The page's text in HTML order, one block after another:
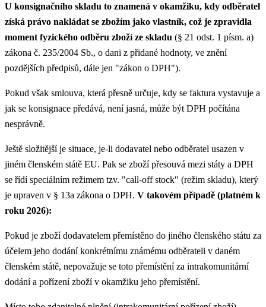
U konsignačního skladu to znamená v okamžiku, kdy odběratel
získá právo nakládat se zbožím jako vlastník, což je zpravidla
moment fyzického odběru zboží ze skladu (§ 21 odst. 1 písm. a)
zákona č. 235/2004 Sb., o dani z přidané hodnoty, ve znění
pozdějších předpisů, dále jen "zákon o DPH").
Pokud však smlouva, která přesně určuje, kdy se faktura vystavuje a
jak se konsignace předává, není jasná, může být DPH počítána
nesprávně.
Ještě složitější je situace, je-li dodavatel nebo odběratel usazen v
jiném členském státě EU. Pak se zboží přesouvá mezi státy a DPH
se řídí speciálním režimem tzv. "call-off stock" (režim skladu), který
je upraven v § 13a zákona o DPH. V takovém případě (platném k
roku 2026):
Pokud je zboží dodavatelem přemístěno do jiného členského státu za
účelem jeho dodání konkrétnímu známému odběrateli v daném
členském státě, nepovažuje se toto přemístění za intrakomunitární
dodání a pořízení zboží v okamžiku jeho přemístění.